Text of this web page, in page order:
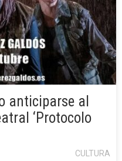
anticiparse al
‘Protocolo
CULTURA